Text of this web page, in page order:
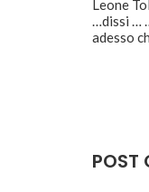
Leone
…dissi …
adesso
POST